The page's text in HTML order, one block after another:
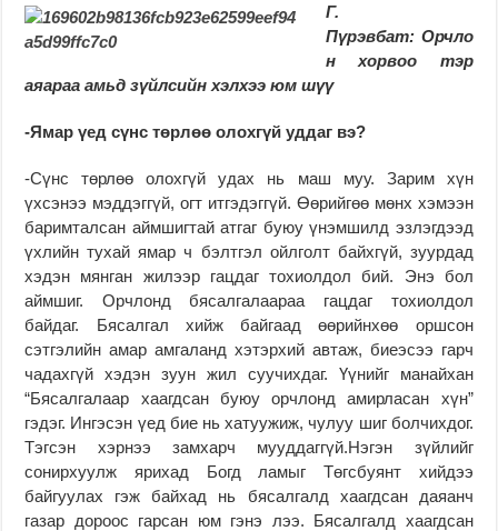
Г.
Пүрэвбат: Орчло
н хорвоо тэр
аяараа амьд зүйлсийн хэлхээ юм шүү
-Ямар үед сүнс төрлөө олохгүй уддаг вэ?
-Сүнс төрлөө олохгүй удах нь маш муу. Зарим хүн
үхсэнээ мэддэггүй, огт итгэдэггүй. Өөрийгөө мөнх хэмээн
баримталсан аймшигтай атгаг буюу үнэмшилд эзлэгдээд
үхлийн тухай ямар ч бэлтгэл ойлголт байхгүй, зуурдад
хэдэн мянган жилээр гацдаг тохиолдол бий. Энэ бол
аймшиг. Орчлонд бясалгалаараа гацдаг тохиолдол
байдаг. Бясалгал хийж байгаад өөрийнхөө оршсон
сэтгэлийн амар амгаланд хэтэрхий автаж, биеэсээ гарч
чадахгүй хэдэн зуун жил суучихдаг. Үүнийг манайхан
“Бясалгалаар хаагдсан буюу орчлонд амирласан хүн”
гэдэг. Ингэсэн үед бие нь хатуужиж, чулуу шиг болчихдог.
Тэгсэн хэрнээ замхарч мууддаггүй.Нэгэн зүйлийг
сонирхуулж ярихад Богд ламыг Төгсбуянт хийдээ
байгуулах гэж байхад нь бясалгалд хаагдсан даяанч
газар дороос гарсан юм гэнэ лээ. Бясалгалд хаагдсан